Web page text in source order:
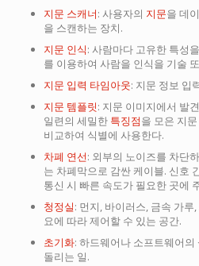
지문 스캐너: 사용자의 지문을 데
을 스캔하는 장치.
지문 인식: 사람마다 고유한 특성
를 이용하여 사람을 인식을 기술
지문 입력 타임아웃: 지문 정보 입
지문 템플릿: 지문 이미지에서 발
일련의 세밀한 특징점을 모은 지
비교하여 식별에 사용한다.
차폐 연선: 외부의 노이즈를 차단
는 차폐막으로 감싼 케이블. 신호
통신 시 빠른 속도가 필요한 곳에
청정실: 먼지, 바이러스, 금속 가
요에 따라 제어할 수 있는 공간.
초기화: 하드웨어나 소프트웨어
돌리는 일.